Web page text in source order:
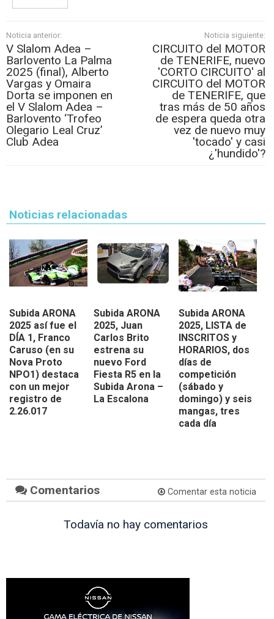
Noticia anterior:
V Slalom Adea –
Barlovento La Palma
2025 (final), Alberto
Vargas y Omaira
Dorta se imponen en
el V Slalom Adea –
Barlovento ‘Trofeo
Olegario Leal Cruz’
Club Adea
Noticia siguiente:
CIRCUITO del MOTOR
de TENERIFE, nuevo
'CORTO CIRCUITO' al
CIRCUITO del MOTOR
de TENERIFE, que
tras más de 50 años
de espera queda otra
vez de nuevo muy
'tocado' y casi
¿'hundido'?
Noticias relacionadas
Subida ARONA
2025 así fue el
DÍA 1, Franco
Caruso (en su
Nova Proto
NPO1) destaca
con un mejor
registro de
2.26.017
Subida ARONA
2025, Juan
Carlos Brito
estrena su
nuevo Ford
Fiesta R5 en la
Subida Arona –
La Escalona
Subida ARONA
2025, LISTA de
INSCRITOS y
HORARIOS, dos
días de
competición
(sábado y
domingo) y seis
mangas, tres
cada día
Comentarios Comentar esta noticia
Todavía no hay comentarios